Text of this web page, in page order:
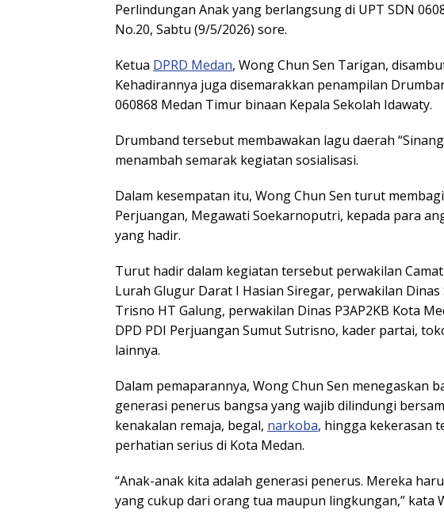
Perlindungan Anak yang berlangsung di UPT SDN
No.20, Sabtu (9/5/2026) sore.
Ketua DPRD Medan, Wong Chun Sen Tarigan,
Kehadirannya juga disemarakkan penampilan
060868 Medan Timur binaan Kepala Sekolah Idawaty.
Drumband tersebut membawakan lagu daerah
menambah semarak kegiatan sosialisasi.
Dalam kesempatan itu, Wong Chun Sen turut
Perjuangan, Megawati Soekarnoputri, kepada para
yang hadir.
Turut hadir dalam kegiatan tersebut perwakilan
Lurah Glugur Darat I Hasian Siregar, perwakilan Dinas
Trisno HT Galung, perwakilan Dinas P3AP2KB Kota
DPD PDI Perjuangan Sumut Sutrisno, kader partai,
lainnya.
Dalam pemaparannya, Wong Chun Sen menegaskan
generasi penerus bangsa yang wajib dilindungi
kenakalan remaja, begal, narkoba, hingga kekerasan
perhatian serius di Kota Medan.
“Anak-anak kita adalah generasi penerus. Mereka
yang cukup dari orang tua maupun lingkungan,” kata